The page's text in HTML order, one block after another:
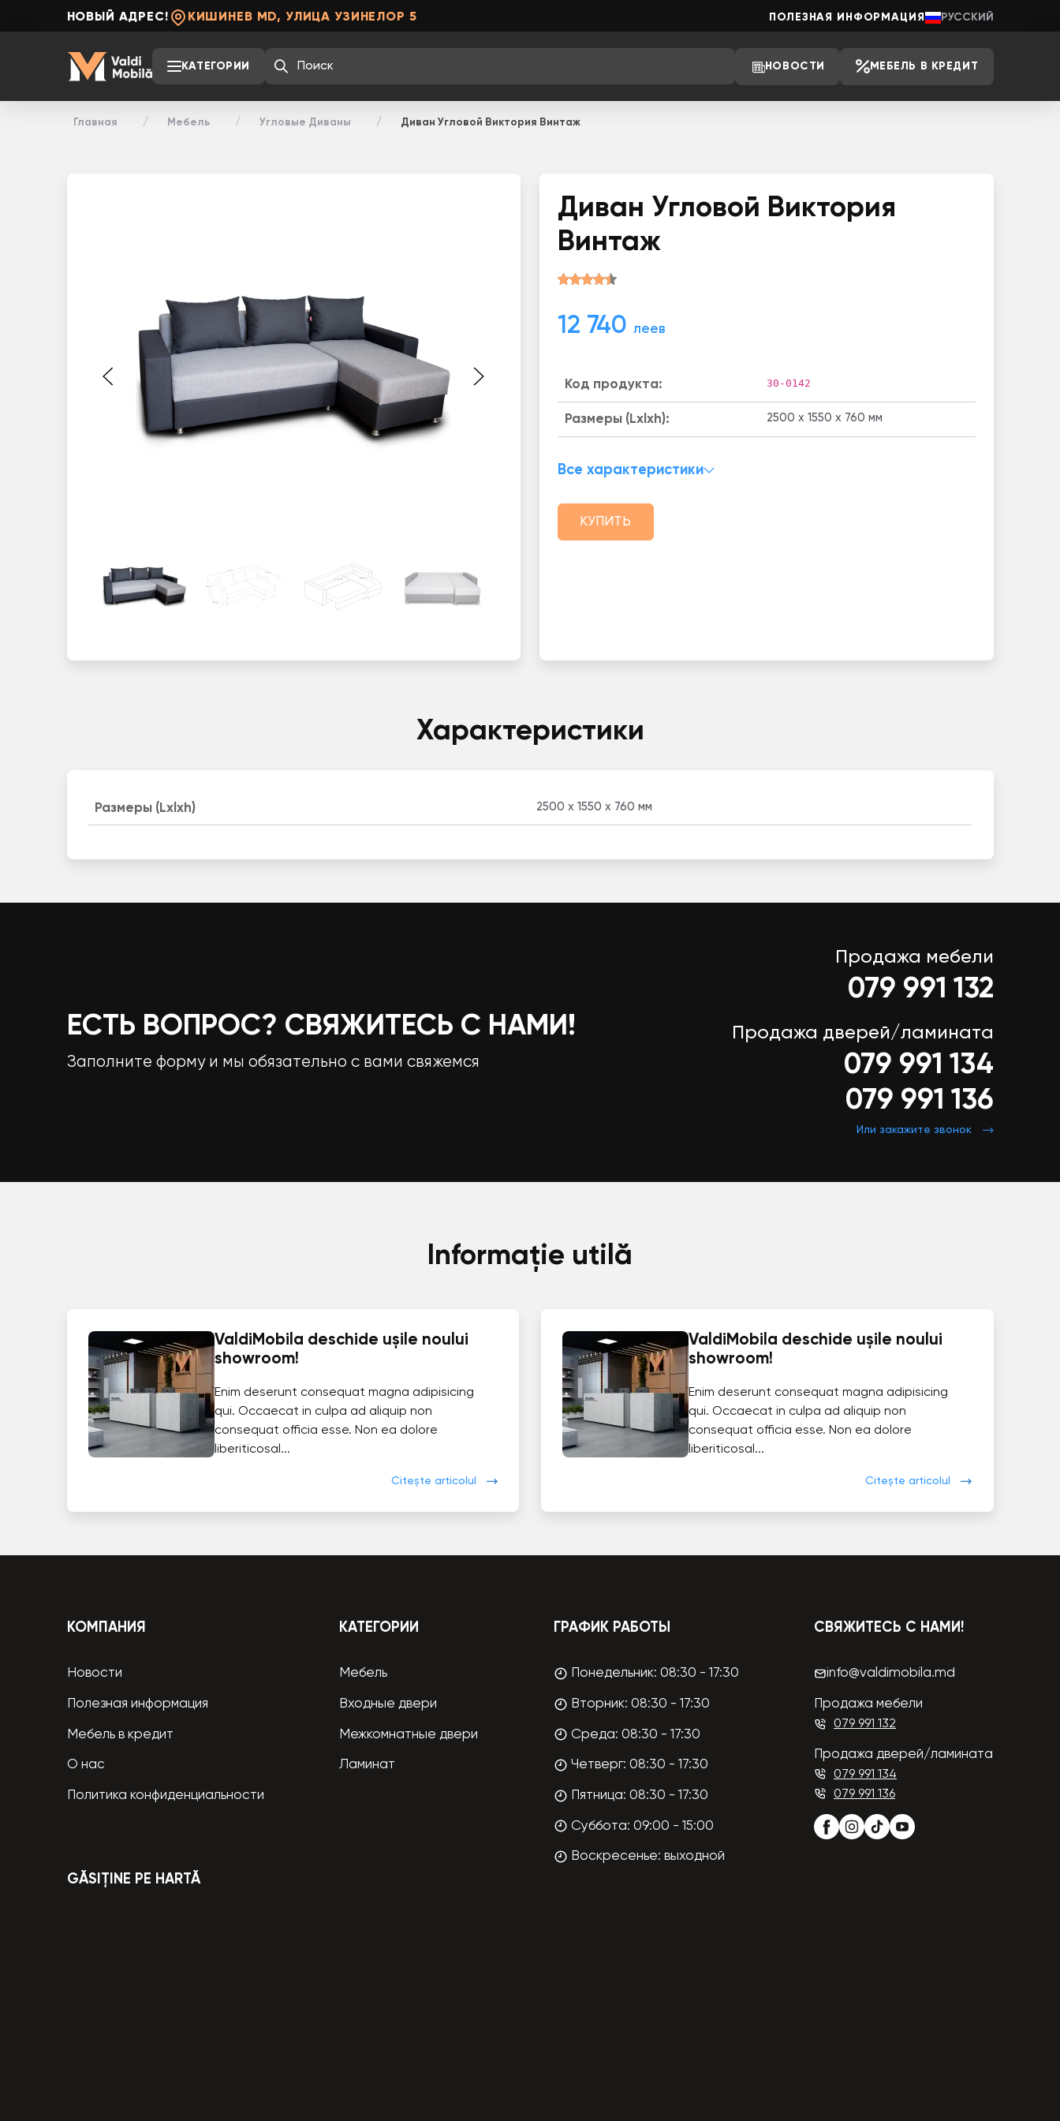
НОВЫЙ АДРЕС! КИШИНЕВ MD, УЛИЦА УЗИНЕЛОР 5 ПОЛЕЗНАЯ ИНФОРМАЦИЯ РУССКИЙ
КАТЕГОРИИ НОВОСТИ МЕБЕЛЬ В КРЕДИТ
Главная Мебель Угловые Диваны Диван Угловой Виктория Винтаж
Диван Угловой Виктория
Винтаж
12 740 леев
Код продукта: 30-0142
Размеры (Lxlxh): 2500 x 1550 x 760 мм
Все характеристики
КУПИТЬ
Характеристики
Размеры (Lxlxh) 2500 x 1550 x 760 мм
ЕСТЬ ВОПРОС? СВЯЖИТЕСЬ С НАМИ!
Заполните форму и мы обязательно с вами свяжемся
Продажа мебели
079 991 132
Продажа дверей/ламината
079 991 134
079 991 136
Или закажите звонок
Informație utilă
ValdiMobila deschide ușile noului
showroom!
Enim deserunt consequat magna adipisicing
qui. Occaecat in culpa ad aliquip non
consequat officia esse. Non ea dolore
liberiticosal...
Citește articolul
ValdiMobila deschide ușile noului
showroom!
Enim deserunt consequat magna adipisicing
qui. Occaecat in culpa ad aliquip non
consequat officia esse. Non ea dolore
liberiticosal...
Citește articolul
КОМПАНИЯ
Новости
Полезная информация
Мебель в кредит
О нас
Политика конфиденциальности
КАТЕГОРИИ
Мебель
Входные двери
Межкомнатные двери
Ламинат
ГРАФИК РАБОТЫ
Понедельник: 08:30 - 17:30
Вторник: 08:30 - 17:30
Среда: 08:30 - 17:30
Четверг: 08:30 - 17:30
Пятница: 08:30 - 17:30
Суббота: 09:00 - 15:00
Воскресенье: выходной
СВЯЖИТЕСЬ С НАМИ!
info@valdimobila.md
Продажа мебели
079 991 132
Продажа дверей/ламината
079 991 134
079 991 136
GĂSIȚINE PE HARTĂ